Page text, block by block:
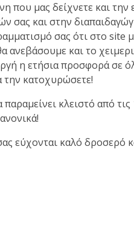
που μας δείχνετε και την
σας και στην
σας ότι στο site
και το
η ετήσια προσφορά σε
την κατοχυρώσετε!
κλειστό από
εύχονται καλό δροσερό